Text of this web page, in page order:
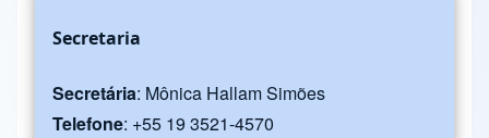
Secretaria
Secretária: Mônica Hallam Simões
Telefone: +55 19 3521-4570